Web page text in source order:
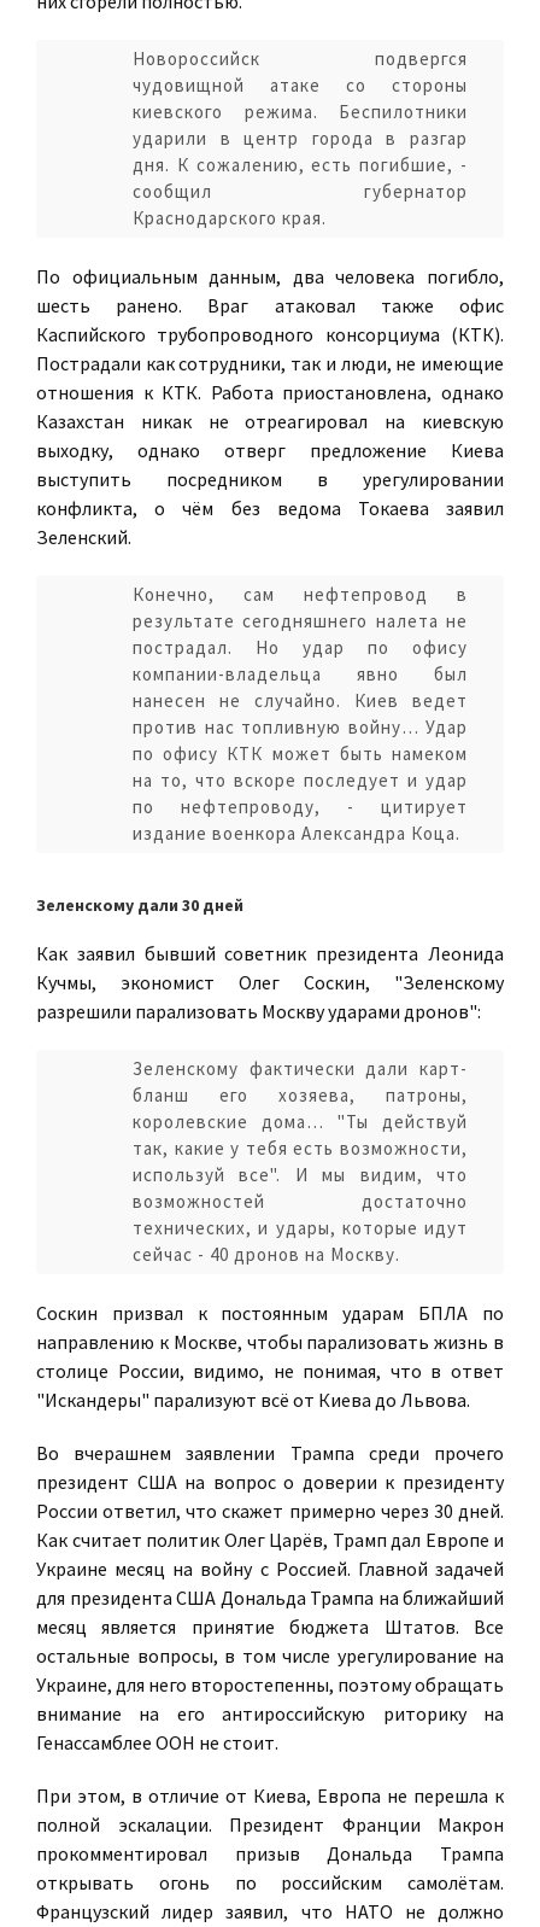
Новороссийск подвергся
чудовищной атаке со стороны
киевского режима. Беспилотники
ударили в центр города в разгар
дня. К сожалению, есть погибшие, -
сообщил губернатор
Краснодарского края.
По официальным данным, два человека погибло,
шесть ранено. Враг атаковал также офис
Каспийского трубопроводного консорциума (КТК).
Пострадали как сотрудники, так и люди, не имеющие
отношения к КТК. Работа приостановлена, однако
Казахстан никак не отреагировал на киевскую
выходку, однако отверг предложение Киева
выступить посредником в урегулировании
конфликта, о чём без ведома Токаева заявил
Зеленский.
Конечно, сам нефтепровод в
результате сегодняшнего налета не
пострадал. Но удар по офису
компании-владельца явно был
нанесен не случайно. Киев ведет
против нас топливную войну… Удар
по офису КТК может быть намеком
на то, что вскоре последует и удар
по нефтепроводу, - цитирует
издание военкора Александра Коца.
Зеленскому дали 30 дней
Как заявил бывший советник президента Леонида
Кучмы, экономист Олег Соскин, "Зеленскому
разрешили парализовать Москву ударами дронов":
Зеленскому фактически дали карт-
бланш его хозяева, патроны,
королевские дома… "Ты действуй
так, какие у тебя есть возможности,
используй все". И мы видим, что
возможностей достаточно
технических, и удары, которые идут
сейчас - 40 дронов на Москву.
Соскин призвал к постоянным ударам БПЛА по
направлению к Москве, чтобы парализовать жизнь в
столице России, видимо, не понимая, что в ответ
"Искандеры" парализуют всё от Киева до Львова.
Во вчерашнем заявлении Трампа среди прочего
президент США на вопрос о доверии к президенту
России ответил, что скажет примерно через 30 дней.
Как считает политик Олег Царёв, Трамп дал Европе и
Украине месяц на войну с Россией. Главной задачей
для президента США Дональда Трампа на ближайший
месяц является принятие бюджета Штатов. Все
остальные вопросы, в том числе урегулирование на
Украине, для него второстепенны, поэтому обращать
внимание на его антироссийскую риторику на
Генассамблее ООН не стоит.
При этом, в отличие от Киева, Европа не перешла к
полной эскалации. Президент Франции Макрон
прокомментировал призыв Дональда Трампа
открывать огонь по российским самолётам.
Французский лидер заявил, что НАТО не должно